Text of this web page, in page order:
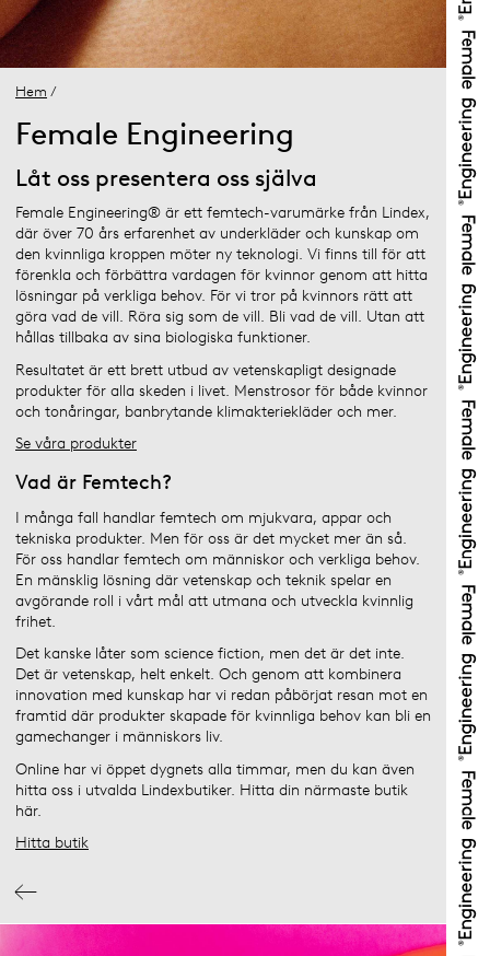
Hem /
Female Engineering
Låt oss presentera oss själva
Female Engineering® är ett femtech-varumärke från Lindex,
där över 70 års erfarenhet av underkläder och kunskap om
den kvinnliga kroppen möter ny teknologi. Vi finns till för att
förenkla och förbättra vardagen för kvinnor genom att hitta
lösningar på verkliga behov. För vi tror på kvinnors rätt att
göra vad de vill. Röra sig som de vill. Bli vad de vill. Utan att
hållas tillbaka av sina biologiska funktioner.
Resultatet är ett brett utbud av vetenskapligt designade
produkter för alla skeden i livet. Menstrosor för både kvinnor
och tonåringar, banbrytande klimakteriekläder och mer.
Se våra produkter
Vad är Femtech?
I många fall handlar femtech om mjukvara, appar och
tekniska produkter. Men för oss är det mycket mer än så.
För oss handlar femtech om människor och verkliga behov.
En mänsklig lösning där vetenskap och teknik spelar en
avgörande roll i vårt mål att utmana och utveckla kvinnlig
frihet.
Det kanske låter som science fiction, men det är det inte.
Det är vetenskap, helt enkelt. Och genom att kombinera
innovation med kunskap har vi redan påbörjat resan mot en
framtid där produkter skapade för kvinnliga behov kan bli en
gamechanger i människors liv.
Online har vi öppet dygnets alla timmar, men du kan även
hitta oss i utvalda Lindexbutiker. Hitta din närmaste butik
här.
Hitta butik